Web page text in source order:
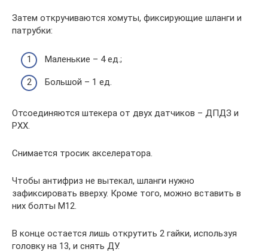
Затем откручиваются хомуты, фиксирующие шланги и
патрубки:
Маленькие – 4 ед.;
Большой – 1 ед.
Отсоединяются штекера от двух датчиков – ДПДЗ и
РХХ.
Снимается тросик акселератора.
Чтобы антифриз не вытекал, шланги нужно
зафиксировать вверху. Кроме того, можно вставить в
них болты М12.
В конце остается лишь открутить 2 гайки, используя
головку на 13, и снять ДУ.